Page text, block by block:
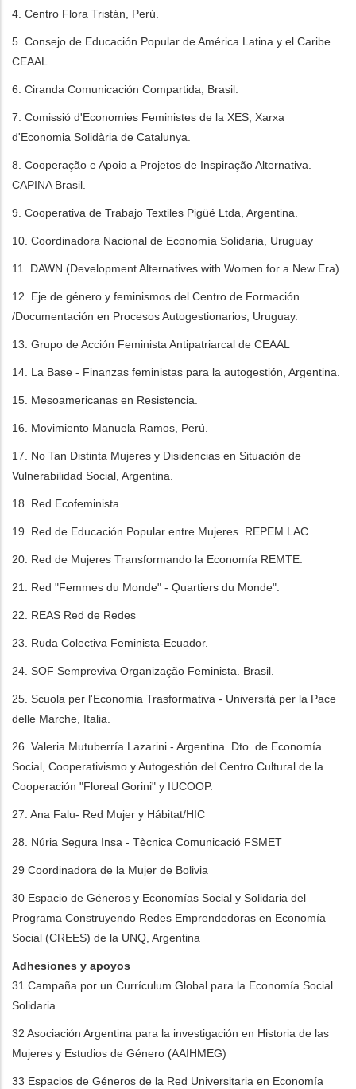
4. Centro Flora Tristán, Perú.
5. Consejo de Educación Popular de América Latina y el Caribe
CEAAL
6. Ciranda Comunicación Compartida, Brasil.
7. Comissió d'Economies Feministes de la XES, Xarxa
d'Economia Solidària de Catalunya.
8. Cooperação e Apoio a Projetos de Inspiração Alternativa.
CAPINA Brasil.
9. Cooperativa de Trabajo Textiles Pigüé Ltda, Argentina.
10. Coordinadora Nacional de Economía Solidaria, Uruguay
11. DAWN (Development Alternatives with Women for a New Era).
12. Eje de género y feminismos del Centro de Formación
/Documentación en Procesos Autogestionarios, Uruguay.
13. Grupo de Acción Feminista Antipatriarcal de CEAAL
14. La Base - Finanzas feministas para la autogestión, Argentina.
15. Mesoamericanas en Resistencia.
16. Movimiento Manuela Ramos, Perú.
17. No Tan Distinta Mujeres y Disidencias en Situación de
Vulnerabilidad Social, Argentina.
18. Red Ecofeminista.
19. Red de Educación Popular entre Mujeres. REPEM LAC.
20. Red de Mujeres Transformando la Economía REMTE.
21. Red "Femmes du Monde" - Quartiers du Monde".
22. REAS Red de Redes
23. Ruda Colectiva Feminista-Ecuador.
24. SOF Sempreviva Organização Feminista. Brasil.
25. Scuola per l'Economia Trasformativa - Università per la Pace
delle Marche, Italia.
26. Valeria Mutuberría Lazarini - Argentina. Dto. de Economía
Social, Cooperativismo y Autogestión del Centro Cultural de la
Cooperación "Floreal Gorini" y IUCOOP.
27. Ana Falu- Red Mujer y Hábitat/HIC
28. Núria Segura Insa - Tècnica Comunicació FSMET
29 Coordinadora de la Mujer de Bolivia
30 Espacio de Géneros y Economías Social y Solidaria del
Programa Construyendo Redes Emprendedoras en Economía
Social (CREES) de la UNQ, Argentina
Adhesiones y apoyos
31 Campaña por un Currículum Global para la Economía Social
Solidaria
32 Asociación Argentina para la investigación en Historia de las
Mujeres y Estudios de Género (AAIHMEG)
33 Espacios de Géneros de la Red Universitaria en Economía